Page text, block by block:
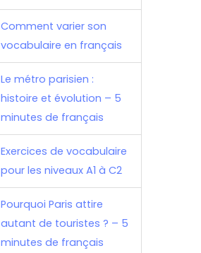
Comment varier son
vocabulaire en français
Le métro parisien :
histoire et évolution – 5
minutes de français
Exercices de vocabulaire
pour les niveaux A1 à C2
Pourquoi Paris attire
autant de touristes ? – 5
minutes de français